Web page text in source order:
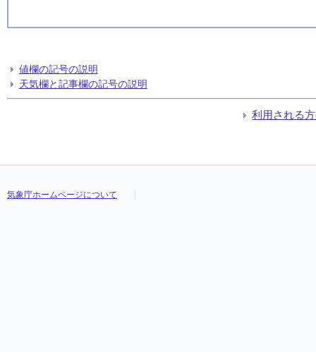
値欄の記号の説明
天気欄と記事欄の記号の説明
利用される
気象庁ホームページについて